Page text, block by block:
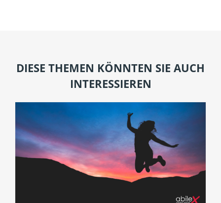
DIESE THEMEN KÖNNTEN SIE AUCH
INTERESSIEREN